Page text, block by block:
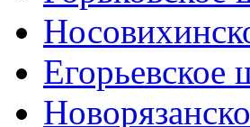
Егорьевское